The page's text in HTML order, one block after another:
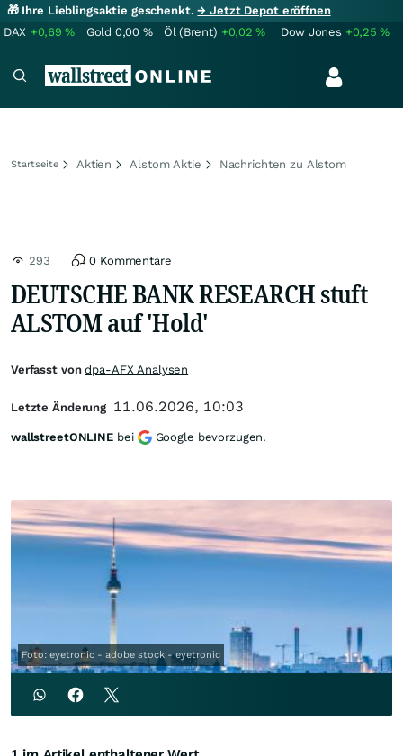
🎁 Ihre Lieblingsaktie geschenkt.→ Jetzt Depot eröffnen
DAX +0,69% Gold 0,00 % Öl (Brent) +0,02% Dow Jones +0,25%
Startseite Aktien Alstom Aktie Nachrichten zu Alstom
293 0 Kommentare
DEUTSCHE BANK RESEARCH stuft
ALSTOM auf 'Hold'
Foto: eyetronic - adobe stock - eyetronic
Verfasst vondpa-AFX Analysen
Letzte Änderung 11.06.2026, 10:03
wallstreetONLINE bei Google bevorzugen.